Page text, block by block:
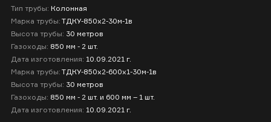
Тип трубы: Колонная
Марка трубы: ТДКУ-850х2-30м-1в
Высота трубы: 30 метров
Газоходы: 850 мм - 2 шт.
Дата изготовления: 10.09.2021 г.
Марка трубы: ТДКУ-850х2-600х1-30м-1в
Высота трубы: 30 метров
Газоходы: 850 мм - 2 шт. и 600 мм – 1 шт.
Дата изготовления: 10.09.2021 г.